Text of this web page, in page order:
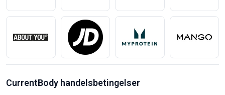
CurrentBody handelsbetingelser